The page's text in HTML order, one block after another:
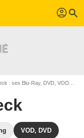
profil search
: ses Blu-Ray, DVD, VOD, SVOD
VOD, DVD